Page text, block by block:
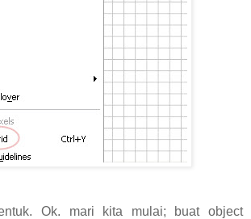
Ok. mari kita mulai; buat object